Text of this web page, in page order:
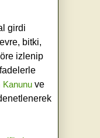
girdi
bitki,
izlenip
Kanunuve